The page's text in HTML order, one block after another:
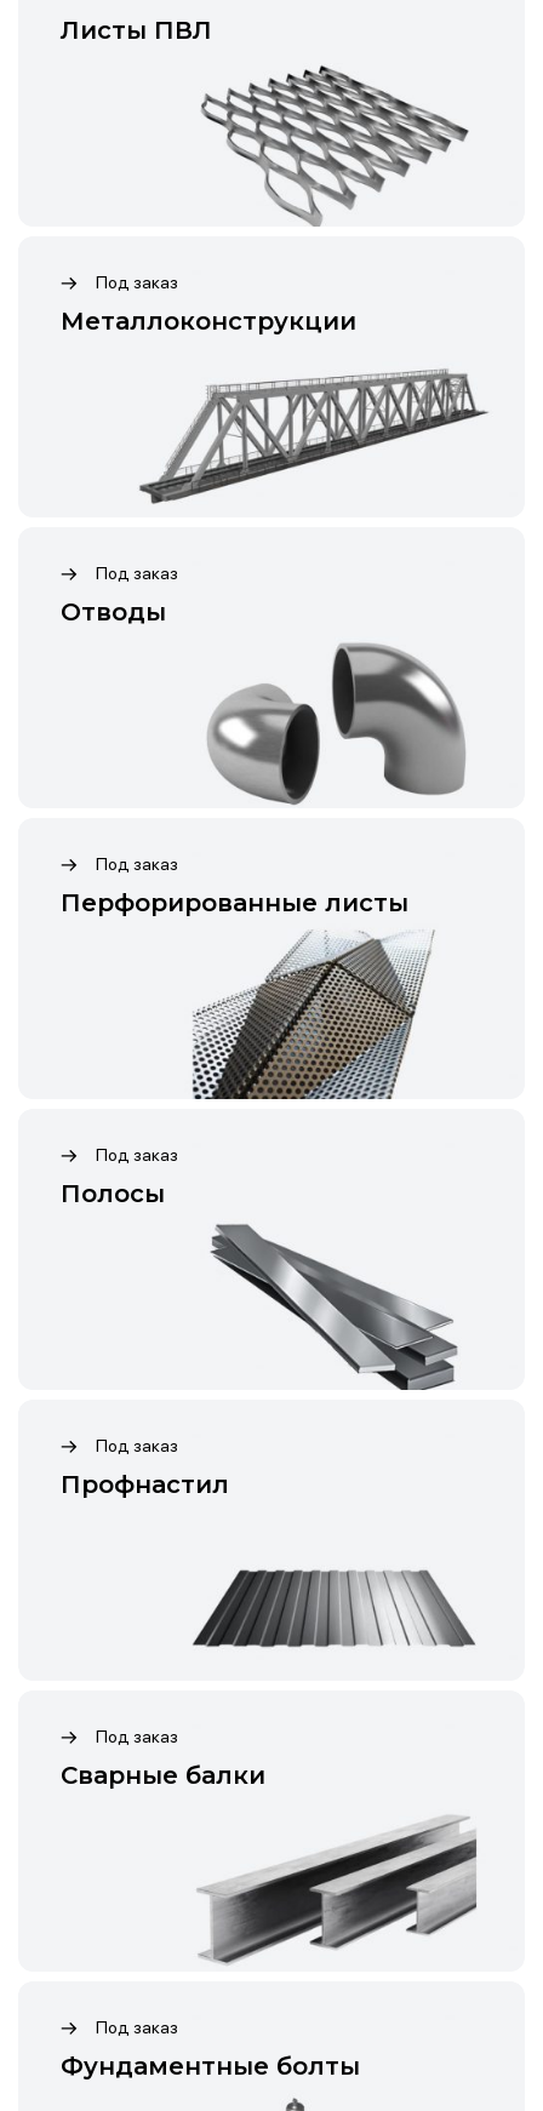
Листы ПВЛ
Под заказ
Металлоконструкции
Под заказ
Отводы
Под заказ
Перфорированные листы
Под заказ
Полосы
Под заказ
Профнастил
Под заказ
Сварные балки
Под заказ
Фундаментные болты